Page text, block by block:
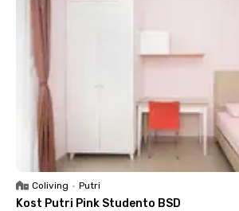
Coliving • Putri
Kost Putri Pink Studento BSD